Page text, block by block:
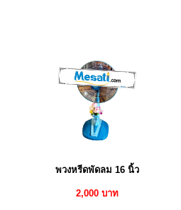
พวงหรีดพัดลม 16 นิ้ว
2,000 บาท